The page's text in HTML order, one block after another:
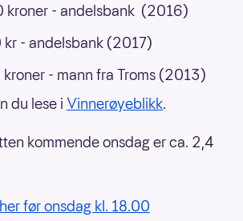
- andelsbank (2016)
- andelsbank (2017)
- mann fra Troms (2013)
du lese i Vinnerøyeblikk.
kommende onsdag er ca. 2,4
før onsdag kl. 18.00